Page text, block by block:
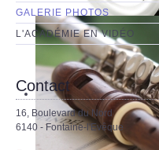
GALERIE PHOTOS
L'ACADÉMIE EN VIDÉO
Contact
16, Boulevard du Nord
6140 - Fontaine-l'Evêque